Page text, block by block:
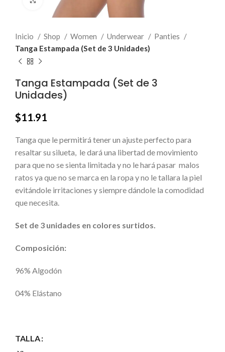
Inicio Shop Women Underwear
Panties
Tanga Estampada (Set de 3 Unidades)
Tanga Estampada (Set de 3
Unidades)
$11.91
Tanga que le permitirá tener un ajuste perfecto para
resaltar su silueta, le dará una libertad de movimiento
para que no se sienta limitada y no le hará pasar malos
ratos ya que no se marca en la ropa y no le tallara la piel
evitándole irritaciones y siempre dándole la comodidad
que necesita.
Set de 3 unidades en colores surtidos.
Composición:
96% Algodón
04% Elástano
TALLA